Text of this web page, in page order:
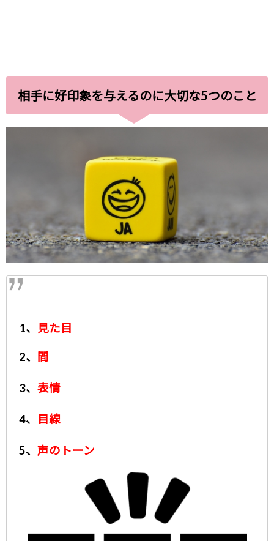
相手に好印象を与えるのに大切な5つのこと
1、 見た目
2、 間
3、 表情
4、 目線
5、 声のトーン